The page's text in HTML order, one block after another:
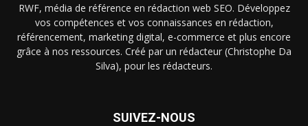
RWF, média de référence en rédaction web SEO. Développez
vos compétences et vos connaissances en rédaction,
référencement, marketing digital, e-commerce et plus encore
grâce à nos ressources. Créé par un rédacteur (Christophe Da
Silva), pour les rédacteurs.
SUIVEZ-NOUS